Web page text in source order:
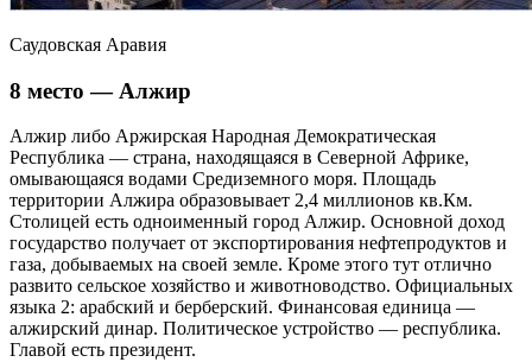
Саудовская Аравия
8 место — Алжир
Алжир либо Аржирская Народная Демократическая
Республика — страна, находящаяся в Северной Африке,
омывающаяся водами Средиземного моря. Площадь
территории Алжира образовывает 2,4 миллионов кв.Км.
Столицей есть одноименный город Алжир. Основной доход
государство получает от экспортирования нефтепродуктов и
газа, добываемых на своей земле. Кроме этого тут отлично
развито сельское хозяйство и животноводство. Официальных
языка 2: арабский и берберский. Финансовая единица —
алжирский динар. Политическое устройство — республика.
Главой есть президент.